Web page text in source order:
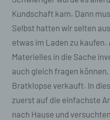
Kundschaft kam. Dann
Selbst hatten wir selten
etwas im Laden zu
Materielles in die Sache
auch gleich fragen
Bratklopse verkauft. In
zuerst auf die einfachste
nach Hause und